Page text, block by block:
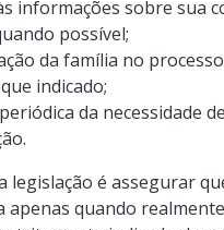
informações sobre sua
possível;
da família no
indicado;
da necessidade
legislação é assegurar
apenas quando